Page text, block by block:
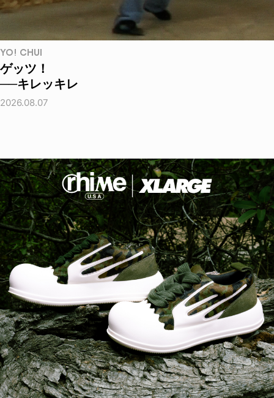
YO! CHUI
ゲッツ！
──キレッキレ
2026.08.07